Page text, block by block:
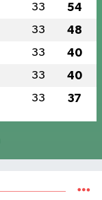
33 54
33 48
33 40
33 40
33 37